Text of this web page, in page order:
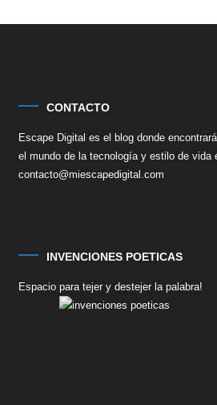
CONTACTO
Escape Digital es el blog donde
el mundo de la tecnología y estilo de vida
contacto@miescapedigital.com
INVENCIONES POETICAS
Espacio para tejer y destejer la palabra!